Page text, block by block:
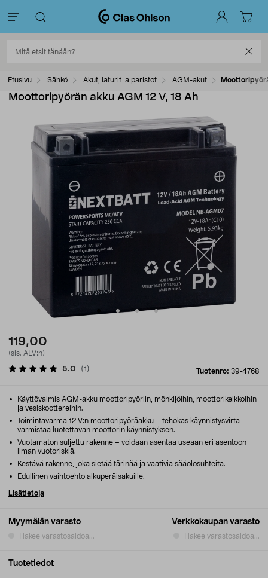
Etusivu Sähkö Akut, laturit ja paristot AGM-akut
Moottoripyörän akku AGM 12 V, 18 Ah
119,00
(sis. ALV:n)
Tuotenro: 39-4768
5.0 (1 )
Myymälän varasto
Hakee varastosaldoa...
Verkkokaupan varasto
Hakee varastosaldoa...
Käyttövalmis AGM-akku moottoripyöriin, mönkijöihin, moottorikelkkoihin
ja vesiskoottereihin.
Toimintavarma 12 V:n moottoripyöräakku – tehokas käynnistysvirta
varmistaa luotettavan moottorin käynnistyksen.
Vuotamaton suljettu rakenne – voidaan asentaa useaan eri asentoon
ilman vuotoriskiä.
Kestävä rakenne, joka sietää tärinää ja vaativia sääolosuhteita.
Edullinen vaihtoehto alkuperäisakuille.
Lisätietoja
Tuotetiedot